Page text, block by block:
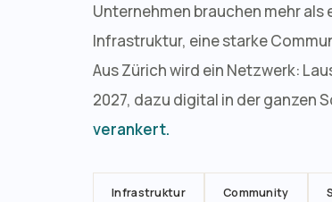
Unternehmen brauchen mehr
Infrastruktur, eine starke
Aus Zürich wird ein Netzwerk:
2027, dazu digital in der ganzen
verankert.
Infrastruktur Community